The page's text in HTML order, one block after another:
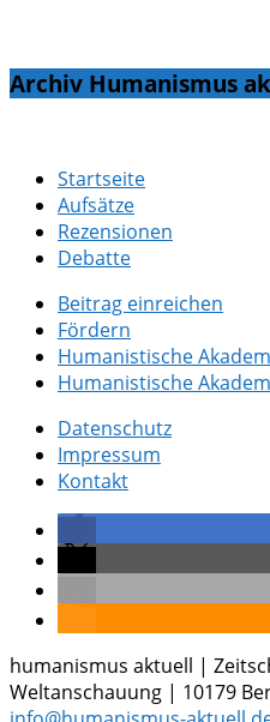
Archiv Humanismus
Startseite
Aufsätze
Rezensionen
Debatte
Beitrag einreichen
Fördern
Humanistische
Humanistische
Datenschutz
Impressum
Kontakt
humanismus aktuell |
Weltanschauung | 10179